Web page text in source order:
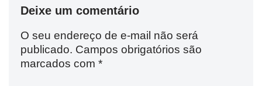
Deixe um comentário
O seu endereço de e-mail não será
publicado. Campos obrigatórios são
marcados com *